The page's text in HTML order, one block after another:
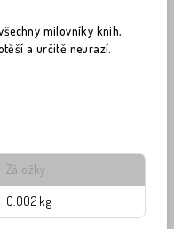
milovníky knih,
a určitě neurazí.
Záložky
0.002 kg